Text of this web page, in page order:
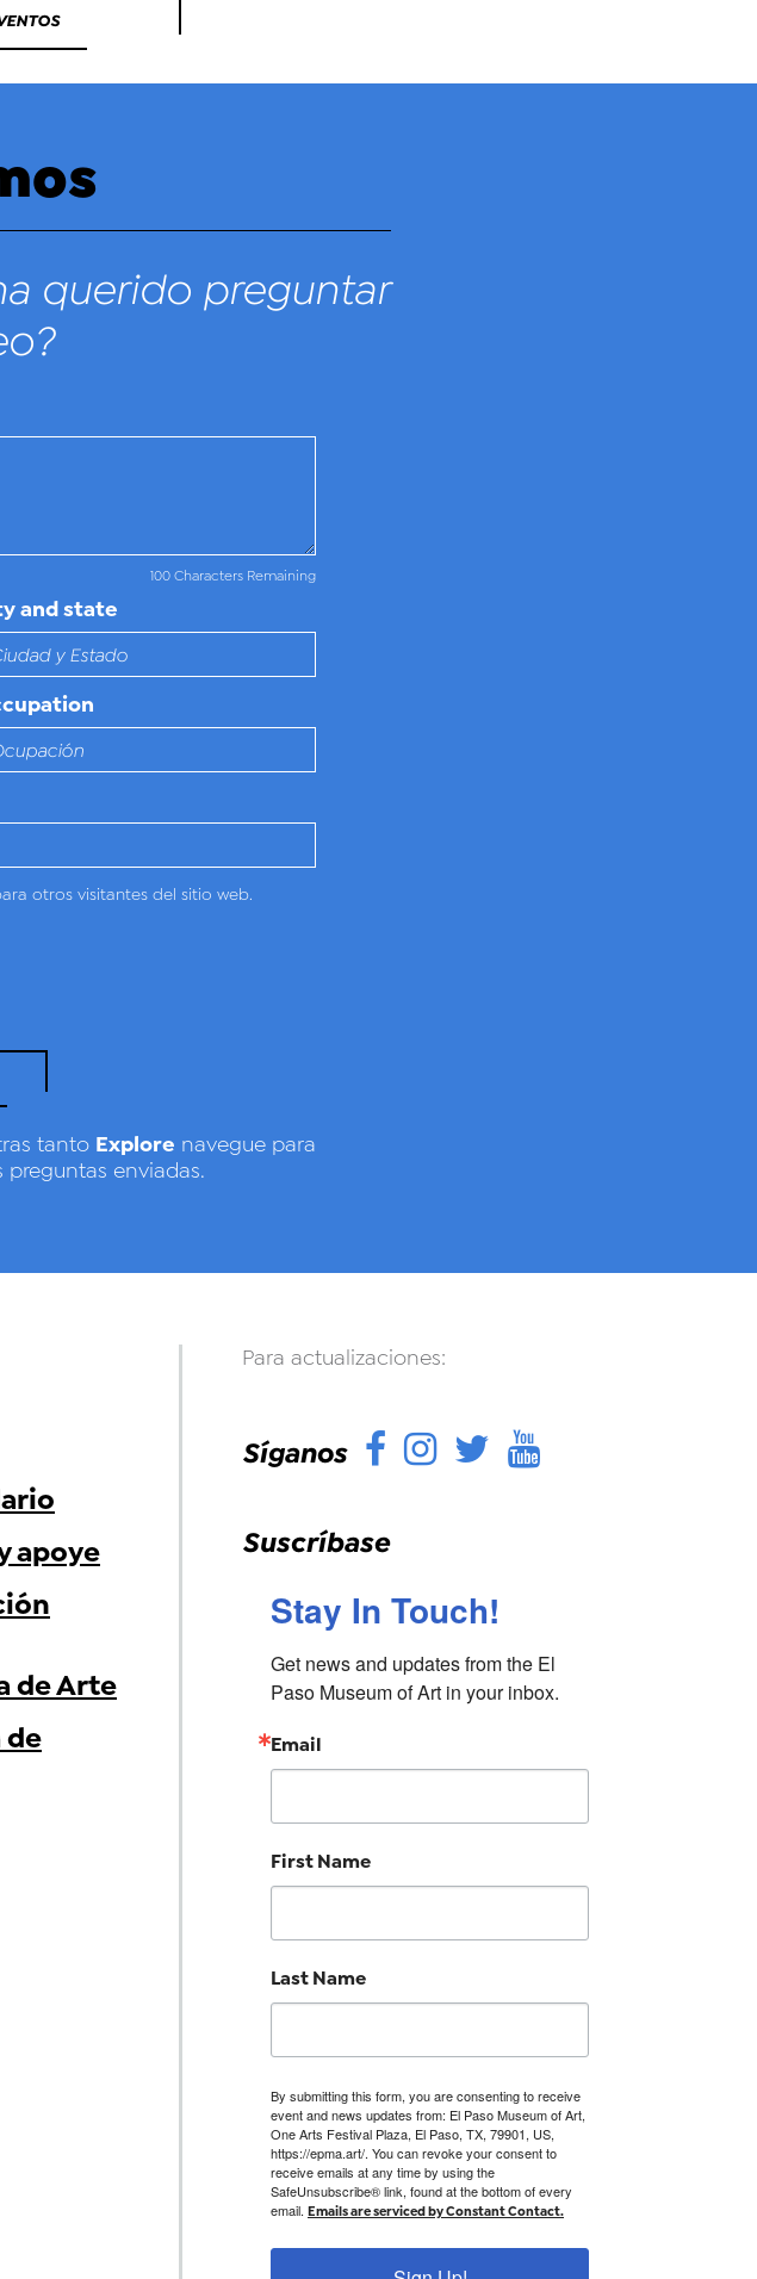
querido preguntar
100 Characters Remaining
and state
otros visitantes del sitio web.
tanto Explore navegue para
preguntas enviadas.
apoye
de Arte
de
Para actualizaciones:
Síganos Facebook
Instagram
Twitter
YouTube
Suscríbase
Stay In Touch!
Get news and updates from the El
Paso Museum of Art in your inbox.
Email
First Name
Last Name
By submitting this form, you are consenting to receive
event and news updates from: El Paso Museum of Art,
One Arts Festival Plaza, El Paso, TX, 79901, US,
https://epma.art/. You can revoke your consent to
receive emails at any time by using the
SafeUnsubscribe® link, found at the bottom of every
email. Emails are serviced by Constant Contact.